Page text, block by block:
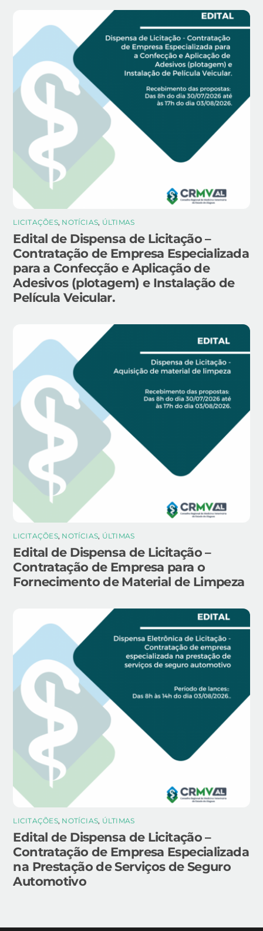
LICITAÇÕES, NOTÍCIAS, ÚLTIMAS
Edital de Dispensa de Licitação –
Contratação de Empresa Especializada
para a Confecção e Aplicação de
Adesivos (plotagem) e Instalação de
Película Veicular.
LICITAÇÕES, NOTÍCIAS, ÚLTIMAS
Edital de Dispensa de Licitação –
Contratação de Empresa para o
Fornecimento de Material de Limpeza
LICITAÇÕES, NOTÍCIAS, ÚLTIMAS
Edital de Dispensa de Licitação –
Contratação de Empresa Especializada
na Prestação de Serviços de Seguro
Automotivo